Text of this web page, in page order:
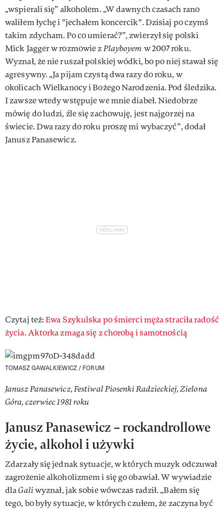
„wspierali się” alkoholem. „W dawnych czasach rano
waliłem łychę i "jechałem koncercik". Dzisiaj po czymś
takim zdycham. Po co umierać?”, zwierzył się polski
Mick Jagger w rozmowie zPlayboyem w 2007 roku.
Wyznał, że nie ruszał polskiej wódki, bo po niej stawał się
agresywny. „Ja pijam czystą dwa razy do roku, w
okolicach Wielkanocy i Bożego Narodzenia. Pod śledzika.
I zawsze wtedy wstępuje we mnie diabeł. Niedobrze
mówię do ludzi, źle się zachowuję, jest najgorzej na
świecie. Dwa razy do roku proszę mi wybaczyć”, dodał
Janusz Panasewicz.
Czytaj też:Ewa Szykulska po śmierci męża straciła radość
życia. Aktorka zmaga się z chorobą i samotnością
TOMASZ GAWALKIEWICZ / FORUM
Janusz Panasewicz, Festiwal Piosenki Radzieckiej, Zielona
Góra, czerwiec 1981 roku
Janusz Panasewicz – rockandrollowe
życie, alkohol i używki
Zdarzały się jednak sytuacje, w których muzyk odczuwał
zagrożenie alkoholizmem i się go obawiał. W wywiadzie
dlaGaliwyznał, jak sobie wówczas radził. „Bałem się
tego, bo były sytuacje, w których czułem, że zaczyna być